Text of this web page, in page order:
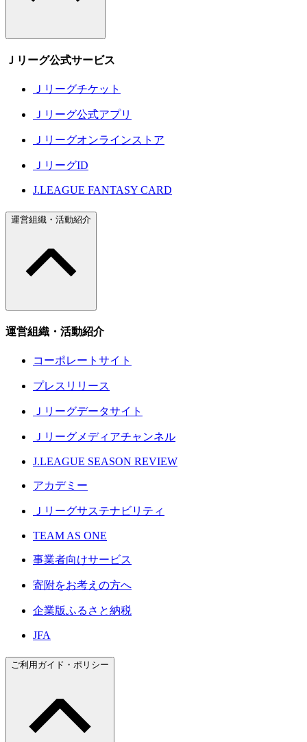
Ｊリーグ公式サービス
Ｊリーグチケット
Ｊリーグ公式アプリ
Ｊリーグオンラインストア
ＪリーグID
J.LEAGUE FANTASY CARD
運営組織・活動紹介
運営組織・活動紹介
コーポレートサイト
プレスリリース
Ｊリーグデータサイト
Ｊリーグメディアチャンネル
J.LEAGUE SEASON REVIEW
アカデミー
Ｊリーグサステナビリティ
TEAM AS ONE
事業者向けサービス
寄附をお考えの方へ
企業版ふるさと納税
JFA
ご利用ガイド・ポリシー